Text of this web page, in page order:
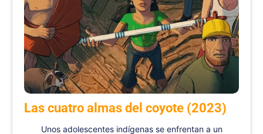
Las cuatro almas del coyote (2023)
Unos adolescentes indígenas se enfrentan a un